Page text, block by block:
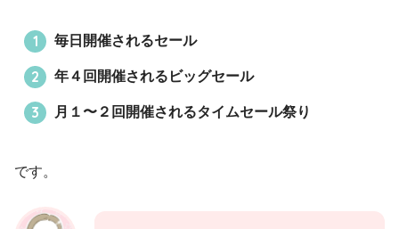
毎日開催されるセール
年４回開催されるビッグセール
月１〜２回開催されるタイムセール祭り
です。